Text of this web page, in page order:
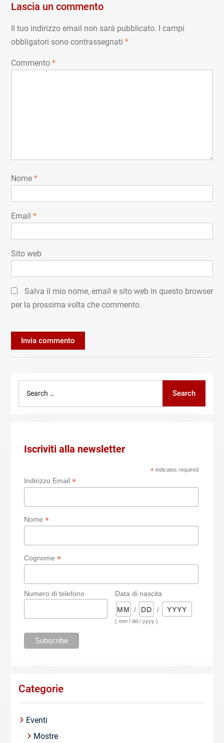
Lascia un commento
Il tuo indirizzo email non sarà pubblicato.
I campi
obbligatori sono contrassegnati *
Commento *
Nome *
Email *
Sito web
Salva il mio nome, email e sito web in questo browser
per la prossima volta che commento.
Search
Iscriviti alla newsletter
*indicates required
Indirizzo Email *
Nome *
Cognome *
Numero di telefono
Data di nascita
/
/
( mm / dd / yyyy )
Categorie
Eventi
Mostre